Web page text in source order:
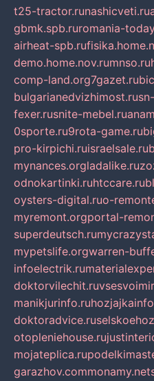
t25-tractor.runashicveti.ru
gbmk.spb.ruromania-
airheat-spb.ru
demo.home.nov.rumnso.ru
comp-land.org7gazet.ru
bulgarianedvizhimost.ru
fexer.rusnite-mebel.ru
0sporte.ru9rota-game.ru
pro-kirpichi.ruisraelsale.ru
mynances.orgladalike.ru
odnokartinki.ruhtccare.ru
oysters-digital.ruo-
myremont.orgportal-
superdeutsch.ru
mypetslife.orgwarren-
infoelectrik.ru
doktorvilechit.ru
manikjurinfo.ru
doktoradvice.ru
otopleniehouse.ru
mojateplica.ru
garazhov.commonamy.net